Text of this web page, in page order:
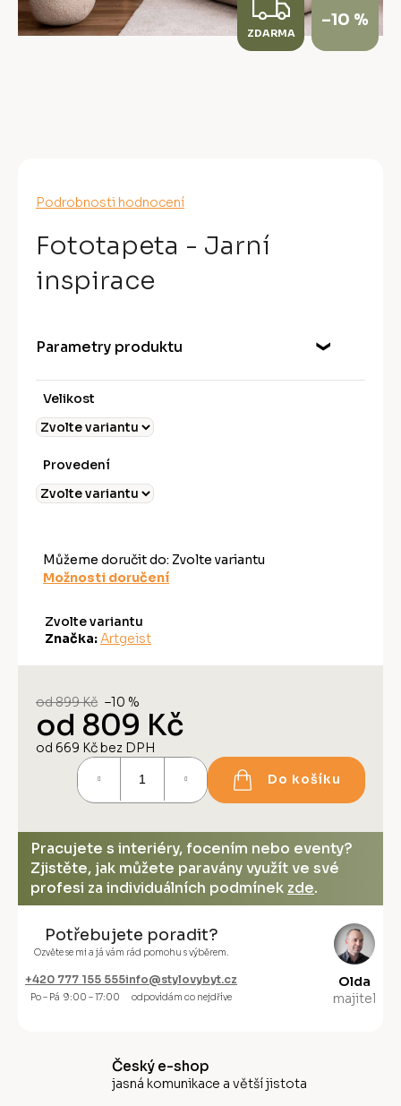
Průměrné
produktu
je
0,0
z
Podrobnosti hodnocení
Fototapeta - Jarní
inspirace
Parametry produktu
Velikost
Provedení
Můžeme doručit do: Zvolte variantu
Možnosti doručení
Zvolte variantu
Značka: Artgeist
od 899 Kč –10 %
od 809 Kč
od 669 Kčbez DPH
Do košíku
Pracujete s interiéry, focením nebo eventy?
Zjistěte, jak můžete paravány využít ve své
profesi za individuálních podmínek zde.
Potřebujete poradit?
Ozvěte se mi a já vám rád pomohu s výběrem.
+420 777 155 555
Po – Pá 9:00 – 17:00
info@stylovybyt.cz
odpovídám co nejdříve
Olda
majitel
Z
D
ZDARMA
–10 %
Český e-shop
jasná komunikace a větší jistota